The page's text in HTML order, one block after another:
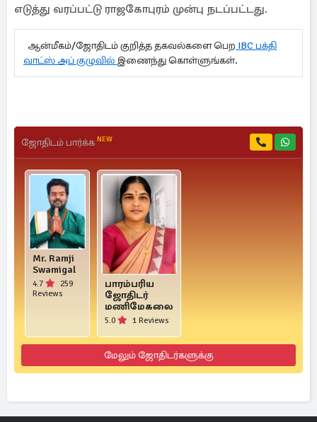
எடுத்து வரப்பட்டு ராஜகோபுரம் முன்பு நடப்பட்டது.
ஆன்மீகம்/ஜோதிடம் குறித்த தகவல்களை பெற IBC பக்தி
வாட்ஸ் அப் குழுவில் இணைந்து கொள்ளுங்கள்.
ஜோதிடம் பார்க்க NEW
Mr. Ramji
Swamigal
4.7
259
Reviews
பாரம்பரிய
ஜோதிடர்
மணிமேகலை
5.0 1 Reviews
மேலும் ஜோதிடர்களுக்கு